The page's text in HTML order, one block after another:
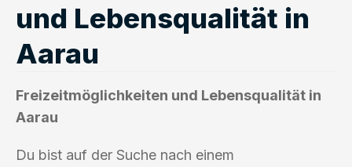
und Lebensqualität in
Aarau
Freizeitmöglichkeiten und Lebensqualität in
Aarau
Du bist auf der Suche nach einem